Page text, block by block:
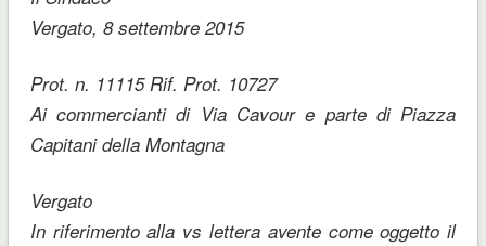
Vergato, 8 settembre 2015
Prot. n. 11115 Rif. Prot. 10727
Ai commercianti di Via Cavour e parte di Piazza
Capitani della Montagna
Vergato
In riferimento alla vs lettera avente come oggetto il